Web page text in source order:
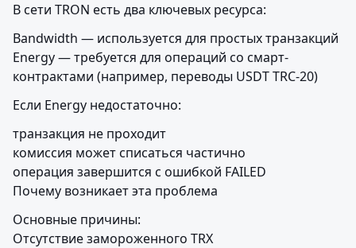
В сети TRON есть два ключевых ресурса:
Bandwidth — используется для простых транзакций
Energy — требуется для операций со смарт-
контрактами (например, переводы USDT TRC-20)
Если Energy недостаточно:
транзакция не проходит
комиссия может списаться частично
операция завершится с ошибкой FAILED
Почему возникает эта проблема
Основные причины:
Отсутствие замороженного TRX